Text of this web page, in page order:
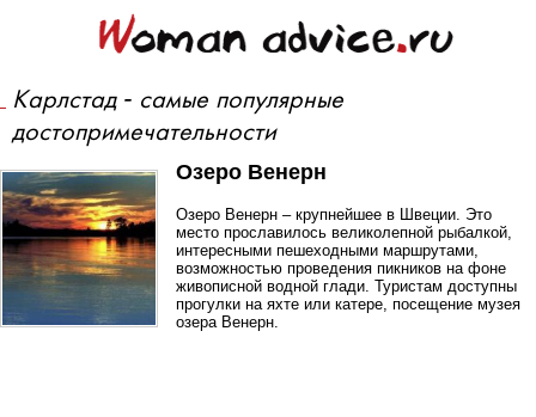
Карлстад - самые популярные
достопримечательности
Озеро Венерн
Озеро Венерн – крупнейшее в Швеции. Это
место прославилось великолепной рыбалкой,
интересными пешеходными маршрутами,
возможностью проведения пикников на фоне
живописной водной глади. Туристам доступны
прогулки на яхте или катере, посещение музея
озера Венерн.